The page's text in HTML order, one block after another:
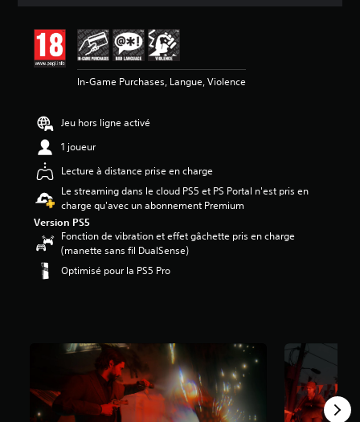
.
6
3
o
e
s
u
r
(
)
In-Game Purchases, Langue, Violence
Jeu hors ligne activé
1 joueur
Lecture à distance prise en charge
Le streaming dans le cloud PS5 et PS Portal n'est pris en
charge qu'avec un abonnement Premium
Version PS5
Fonction de vibration et effet gâchette pris en charge
(manette sans fil DualSense)
Optimisé pour la PS5 Pro